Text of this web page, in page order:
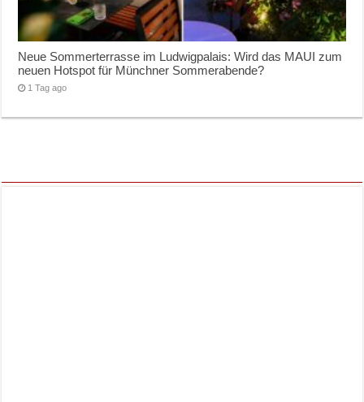
Neue Sommerterrasse im Ludwigpalais: Wird das MAUI zum
neuen Hotspot für Münchner Sommerabende?
1 Tag ago